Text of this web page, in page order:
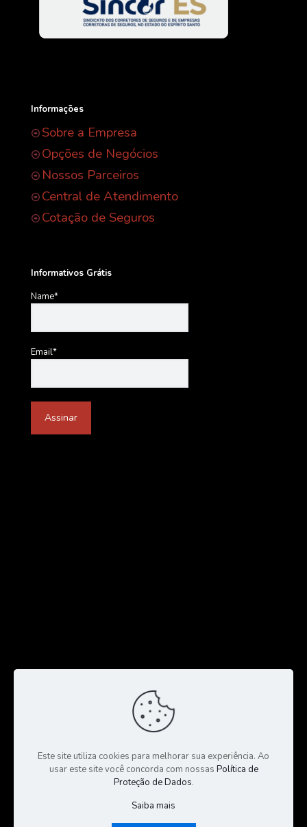
Informações
Sobre a Empresa
Opções de Negócios
Nossos Parceiros
Central de Atendimento
Cotação de Seguros
Informativos Grátis
Name*
Email*
Este site utiliza cookies para melhorar sua experiência. Ao
usar este site você concorda com nossas Política de
Proteção de Dados.
Saiba mais